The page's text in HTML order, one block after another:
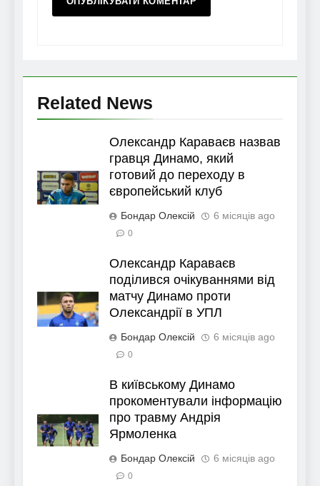
Related News
Олександр Караваєв назвав
гравця Динамо, який
готовий до переходу в
європейський клуб
Бондар Олексій 6 місяців ago
0
Олександр Караваєв
поділився очікуваннями від
матчу Динамо проти
Олександрії в УПЛ
Бондар Олексій 6 місяців ago
0
В київському Динамо
прокоментували інформацію
про травму Андрія
Ярмоленка
Бондар Олексій 6 місяців ago
0